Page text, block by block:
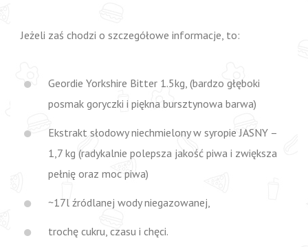
Jeżeli zaś chodzi o szczegółowe informacje, to:
Geordie Yorkshire Bitter 1.5kg, (bardzo głęboki
posmak goryczki i piękna bursztynowa barwa)
Ekstrakt słodowy niechmielony w syropie JASNY –
1,7 kg (radykalnie polepsza jakość piwa i zwiększa
pełnię oraz moc piwa)
~17l źródlanej wody niegazowanej,
trochę cukru, czasu i chęci.